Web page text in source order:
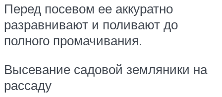
Перед посевом ее аккуратно
разравнивают и поливают до
полного промачивания.
Высевание садовой земляники на
рассаду